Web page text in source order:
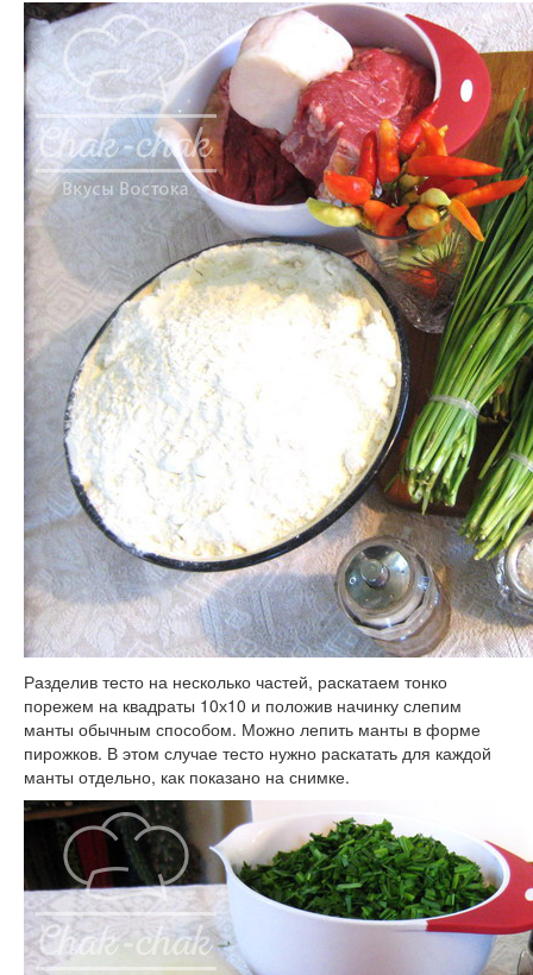
Разделив тесто на несколько частей, раскатаем тонко
порежем на квадраты 10х10 и положив начинку слепим
манты обычным способом. Можно лепить манты в форме
пирожков. В этом случае тесто нужно раскатать для каждой
манты отдельно, как показано на снимке.